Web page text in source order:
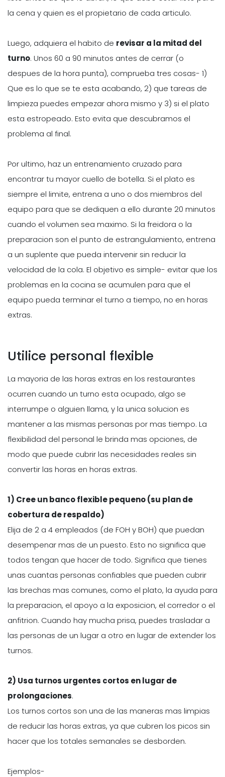
la cena y quien es el propietario de cada articulo.
Luego, adquiera el habito de revisar a la mitad del
turno. Unos 60 a 90 minutos antes de cerrar (o
despues de la hora punta), comprueba tres cosas- 1)
Que es lo que se te esta acabando, 2) que tareas de
limpieza puedes empezar ahora mismo y 3) si el plato
esta estropeado. Esto evita que descubramos el
problema al final.
Por ultimo, haz un entrenamiento cruzado para
encontrar tu mayor cuello de botella. Si el plato es
siempre el limite, entrena a uno o dos miembros del
equipo para que se dediquen a ello durante 20 minutos
cuando el volumen sea maximo. Si la freidora o la
preparacion son el punto de estrangulamiento, entrena
a un suplente que pueda intervenir sin reducir la
velocidad de la cola. El objetivo es simple- evitar que los
problemas en la cocina se acumulen para que el
equipo pueda terminar el turno a tiempo, no en horas
extras.
Utilice personal flexible
La mayoria de las horas extras en los restaurantes
ocurren cuando un turno esta ocupado, algo se
interrumpe o alguien llama, y la unica solucion es
mantener a las mismas personas por mas tiempo. La
flexibilidad del personal le brinda mas opciones, de
modo que puede cubrir las necesidades reales sin
convertir las horas en horas extras.
1) Cree un banco flexible pequeno (su plan de
cobertura de respaldo)
Elija de 2 a 4 empleados (de FOH y BOH) que puedan
desempenar mas de un puesto. Esto no significa que
todos tengan que hacer de todo. Significa que tienes
unas cuantas personas confiables que pueden cubrir
las brechas mas comunes, como el plato, la ayuda para
la preparacion, el apoyo a la exposicion, el corredor o el
anfitrion. Cuando hay mucha prisa, puedes trasladar a
las personas de un lugar a otro en lugar de extender los
turnos.
2) Usa turnos urgentes cortos en lugar de
prolongaciones.
Los turnos cortos son una de las maneras mas limpias
de reducir las horas extras, ya que cubren los picos sin
hacer que los totales semanales se desborden.
Ejemplos-